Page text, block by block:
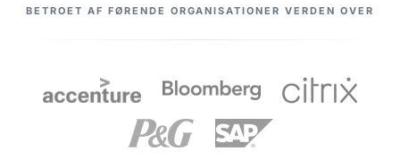
VORES PARTNERE
BETROET AF FØRENDE ORGANISATIONER VERDEN OVER